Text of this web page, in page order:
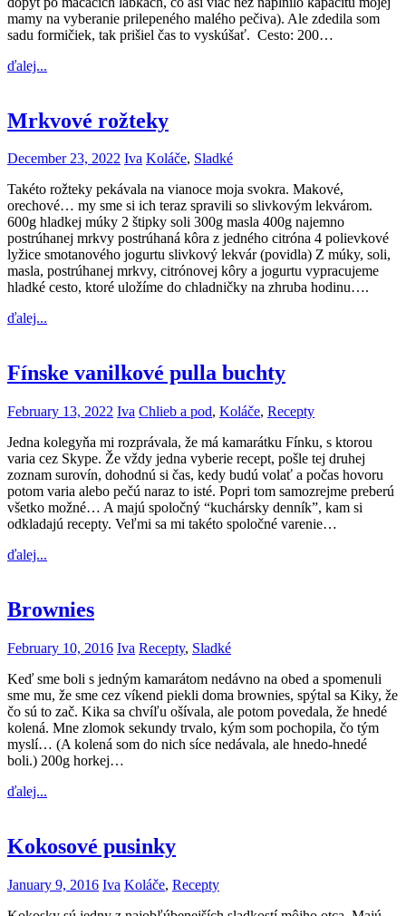
mamy na vyberanie prilepeného malého pečiva). Ale zdedila som
sadu formičiek, tak prišiel čas to vyskúšať. Cesto: 200…
ďalej...
Mrkvové rožteky
December 23, 2022 Iva Koláče, Sladké
Takéto rožteky pekávala na vianoce moja svokra. Makové,
orechové… my sme si ich teraz spravili so slivkovým lekvárom.
600g hladkej múky 2 štipky soli 300g masla 400g najemno
postrúhanej mrkvy postrúhaná kôra z jedného citróna 4 polievkové
lyžice smotanového jogurtu slivkový lekvár (povidla) Z múky, soli,
masla, postrúhanej mrkvy, citrónovej kôry a jogurtu vypracujeme
hladké cesto, ktoré uložíme do chladničky na zhruba hodinu….
ďalej...
Fínske vanilkové pulla buchty
February 13, 2022 Iva Chlieb a pod, Koláče, Recepty
Jedna kolegyňa mi rozprávala, že má kamarátku Fínku, s ktorou
varia cez Skype. Že vždy jedna vyberie recept, pošle tej druhej
zoznam surovín, dohodnú si čas, kedy budú volať a počas hovoru
potom varia alebo pečú naraz to isté. Popri tom samozrejme preberú
všetko možné… A majú spoločný “kuchársky denník”, kam si
odkladajú recepty. Veľmi sa mi takéto spoločné varenie…
ďalej...
Brownies
February 10, 2016 Iva Recepty, Sladké
Keď sme boli s jedným kamarátom nedávno na obed a spomenuli
sme mu, že sme cez víkend piekli doma brownies, spýtal sa Kiky, že
čo sú to zač. Kika sa chvíľu ošívala, ale potom povedala, že hnedé
kolená. Mne zlomok sekundy trvalo, kým som pochopila, čo tým
myslí… (A kolená som do nich síce nedávala, ale hnedo-hnedé
boli.) 200g horkej…
ďalej...
Kokosové pusinky
January 9, 2016 Iva Koláče, Recepty